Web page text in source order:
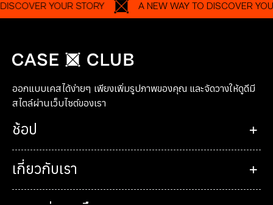
YOUR STORY A NEW WAY TO DISCOVER YOUR
ออกแบบเคสได้ง่ายๆ เพียงเพิ่มรูปภาพของคุณ และจัดวางให้ดูดีมี
สไตล์ผ่านเว็บไซต์ของเรา
ช้อป
เกี่ยวกับเรา